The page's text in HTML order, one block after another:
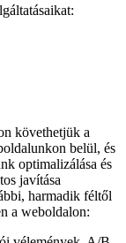
követhetjük a
belül, és
optimalizálása és
javítása
harmadik féltől
a weboldalon: